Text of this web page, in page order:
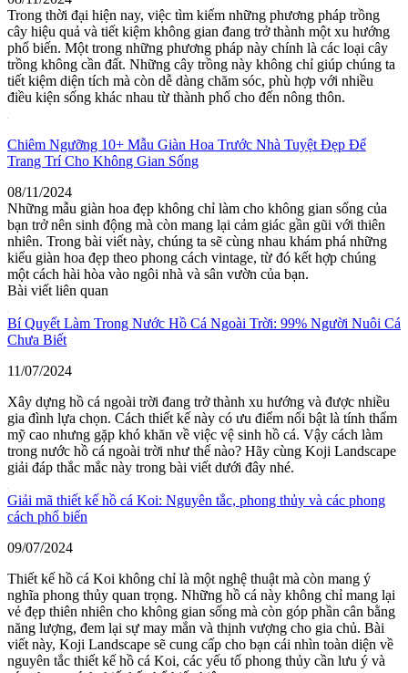
Trong thời đại hiện nay, việc tìm kiếm những phương pháp trồng
cây hiệu quả và tiết kiệm không gian đang trở thành một xu hướng
phổ biến. Một trong những phương pháp này chính là các loại cây
trồng không cần đất. Những cây trồng này không chỉ giúp chúng ta
tiết kiệm diện tích mà còn dễ dàng chăm sóc, phù hợp với nhiều
điều kiện sống khác nhau từ thành phố cho đến nông thôn.
Chiêm Ngưỡng 10+ Mẫu Giàn Hoa Trước Nhà Tuyệt Đẹp Để
Trang Trí Cho Không Gian Sống
08/11/2024
Những mẫu giàn hoa đẹp không chỉ làm cho không gian sống của
bạn trở nên sinh động mà còn mang lại cảm giác gần gũi với thiên
nhiên. Trong bài viết này, chúng ta sẽ cùng nhau khám phá những
kiểu giàn hoa đẹp theo phong cách vintage, từ đó kết hợp chúng
một cách hài hòa vào ngôi nhà và sân vườn của bạn.
Bài viết liên quan
Bí Quyết Làm Trong Nước Hồ Cá Ngoài Trời: 99% Người Nuôi Cá
Chưa Biết
11/07/2024
Xây dựng hồ cá ngoài trời đang trở thành xu hướng và được nhiều
gia đình lựa chọn. Cách thiết kế này có ưu điểm nổi bật là tính thẩm
mỹ cao nhưng gặp khó khăn về việc vệ sinh hồ cá. Vậy cách làm
trong nước hồ cá ngoài trời như thế nào? Hãy cùng Koji Landscape
giải đáp thắc mắc này trong bài viết dưới đây nhé.
Giải mã thiết kế hồ cá Koi: Nguyên tắc, phong thủy và các phong
cách phổ biến
09/07/2024
Thiết kế hồ cá Koi không chỉ là một nghệ thuật mà còn mang ý
nghĩa phong thủy quan trọng. Những hồ cá này không chỉ mang lại
vẻ đẹp thiên nhiên cho không gian sống mà còn góp phần cân bằng
năng lượng, đem lại sự may mắn và thịnh vượng cho gia chủ. Bài
viết này, Koji Landscape sẽ cung cấp cho bạn cái nhìn toàn diện về
nguyên tắc thiết kế hồ cá Koi, các yếu tố phong thủy cần lưu ý và